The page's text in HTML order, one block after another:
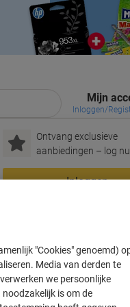
Mijn
Inloggen/
Ontvang exclusieve
aanbiedingen – log nu
Inloggen
Inkt &
Toner
Papier, Enveloppen
& Verpakken
"Cookies" genoemd)
Media van derden te
we persoonlijke
is om de